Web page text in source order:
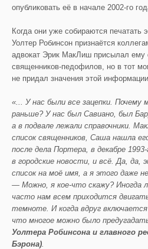
опубликовать её в начале 2002-го
Когда они уже собираются печатать
Уолтер Робинсон признаётся
адвокат Эрик МакЛиш присылал ему
священников-педофилов, но в тот
не придал значения этой
«... У нас были все зацепки. Почему
раньше? У нас был Савиано, был
а в подвале лежали справочники.
список священников, Саша нашла
после дела Портера, в декабре
в городские новости, и всё. Да, да,
список на моё имя, а я этого даже
— Можно, я кое-что скажу? Иногда
часто нам всем приходится
темноте. И когда вдруг
что многое можно было
Уолтера Робинсона и главного
Бэрона).